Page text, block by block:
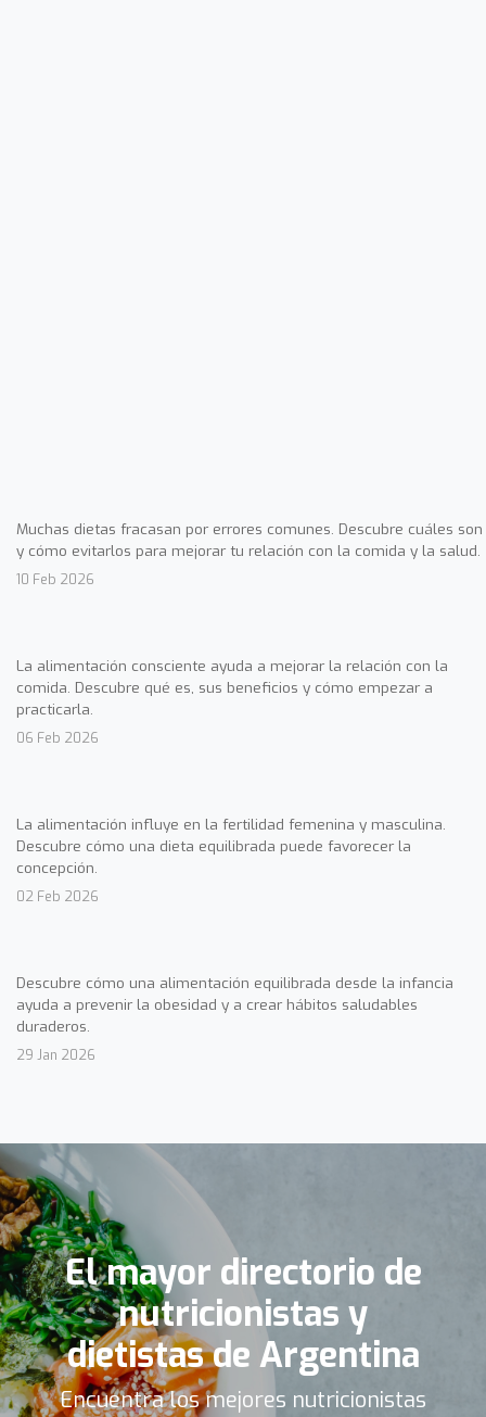
Muchas dietas fracasan por errores comunes. Descubre cuáles son
y cómo evitarlos para mejorar tu relación con la comida y la salud.
10 Feb 2026
La alimentación consciente ayuda a mejorar la relación con la
comida. Descubre qué es, sus beneficios y cómo empezar a
practicarla.
06 Feb 2026
La alimentación influye en la fertilidad femenina y masculina.
Descubre cómo una dieta equilibrada puede favorecer la
concepción.
02 Feb 2026
Descubre cómo una alimentación equilibrada desde la infancia
ayuda a prevenir la obesidad y a crear hábitos saludables
duraderos.
29 Jan 2026
El mayor directorio de
nutricionistas y
dietistas de Argentina
Encuentra los mejores nutricionistas